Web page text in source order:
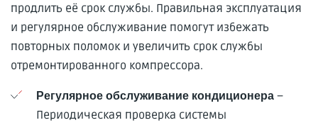
продлить её срок службы. Правильная эксплуатация
и регулярное обслуживание помогут избежать
повторных поломок и увеличить срок службы
отремонтированного компрессора.
Регулярное обслуживание кондиционера –
Периодическая проверка системы